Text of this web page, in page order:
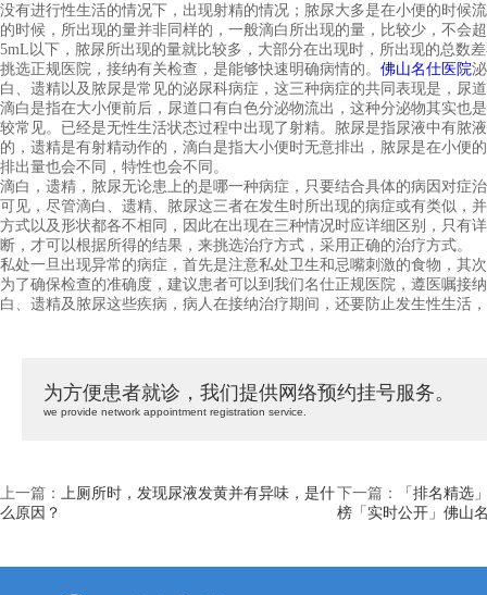
没有进行性生活的情况下，出现射精的情况；脓尿大多是在小便的时候
的时候，所出现的量并非同样的，一般滴白所出现的量，比较少，不会
5mL以下，脓尿所出现的量就比较多，大部分在出现时，所出现的总数
挑选正规医院，接纳有关检查，是能够快速明确病情的。 佛山名仕医院
白、遗精以及脓尿是常见的泌尿科病症，这三种病症的共同表现是，尿
滴白是指在大小便前后，尿道口有白色分泌物流出，这种分泌物其实也
较常见。已经是无性生活状态过程中出现了射精。脓尿是指尿液中有脓
的，遗精是有射精动作的，滴白是指大小便时无意排出，脓尿是在小便
排出量也会不同，特性也会不同。
滴白，遗精，脓尿无论患上的是哪一种病症，只要结合具体的病因对症
可见，尽管滴白、遗精、脓尿这三者在发生时所出现的病症或有类似，
方式以及形状都各不相同，因此在出现在三种情况时应详细区别，只有
断，才可以根据所得的结果，来挑选治疗方式，采用正确的治疗方式。
私处一旦出现异常的病症，首先是注意私处卫生和忌嘴刺激的食物，其
为了确保检查的准确度，建议患者可以到我们名仕正规医院，遵医嘱接
白、遗精及脓尿这些疾病，病人在接纳治疗期间，还要防止发生性生活
为方便患者就诊，我们提供网络预约挂号服务。
we provide network appointment registration service.
上一篇： 上厕所时，发现尿液发黄并有异味，是什
么原因？
下一篇：
「排名精选
榜「实时公开」佛山